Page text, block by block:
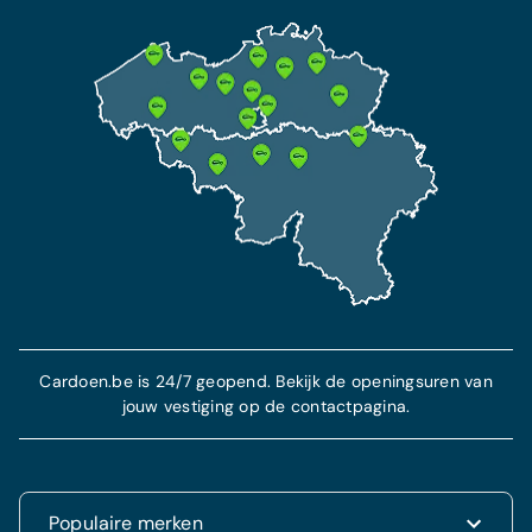
Extra garantie tot 10 jaar
Alle onderhoudskosten inbegrepen
Alle technische reparatiekosten inbegrepen
7 jaar pechhulp inbegrepen
Meer informatie
Vanaf 73 €/maand
Deze verzekering bevat een BA verzekering en
beschermt je in geval van diefstal en ongeval.
Meer info
Populaire merken
Cardoen.be is 24/7 geopend. Bekijk de openingsuren van
jouw vestiging op de contactpagina.